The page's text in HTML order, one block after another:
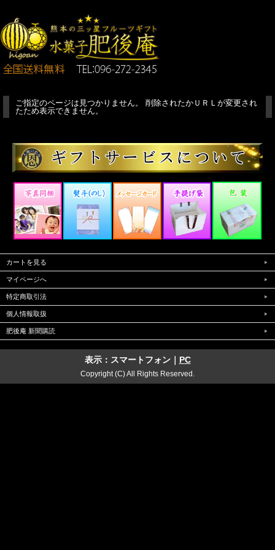
ご指定のページは見つかりません。 削除されたかＵＲＬが変更され
たため表示できません。
カートを見る
マイページへ
特定商取引法
個人情報取扱
肥後庵 新聞購読
表示：スマートフォン｜ PC
Copyright (C) All Rights Reserved.